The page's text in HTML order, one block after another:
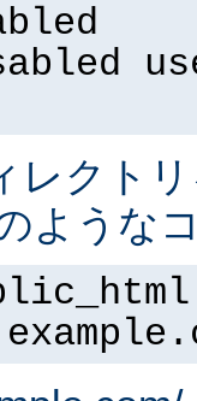
レクト
ような